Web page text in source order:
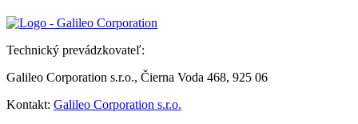
Technický prevádzkovateľ:
Galileo Corporation s.r.o., Čierna Voda 468, 925 06
Kontakt: Galileo Corporation s.r.o.